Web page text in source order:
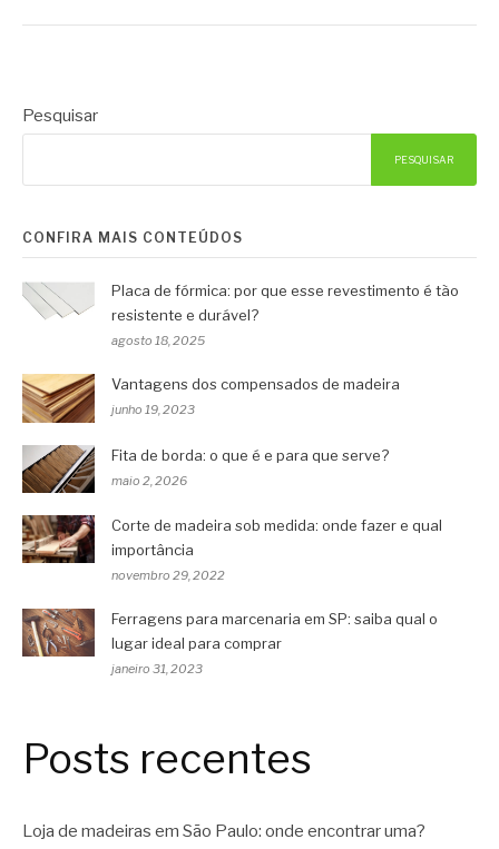
Pesquisar
PESQUISAR
CONFIRA MAIS CONTEÚDOS
Placa de fórmica: por que esse revestimento é tão
resistente e durável?
agosto 18, 2025
Vantagens dos compensados de madeira
junho 19, 2023
Fita de borda: o que é e para que serve?
maio 2, 2026
Corte de madeira sob medida: onde fazer e qual
importância
novembro 29, 2022
Ferragens para marcenaria em SP: saiba qual o
lugar ideal para comprar
janeiro 31, 2023
Posts recentes
Loja de madeiras em São Paulo: onde encontrar uma?